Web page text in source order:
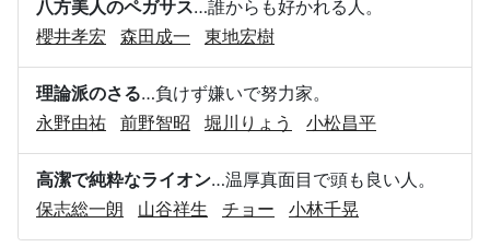
八方美人のペガサス…誰からも好かれる人。
櫻井孝宏
森田成一 東地宏樹
理論派のさる…負けず嫌いで努力家。
永野由祐
前野智昭 堀川りょう 小松昌平
高潔で純粋なライオン…温厚真面目で頭も良い人。
保志総一朗
山谷祥生 チョー 小林千晃